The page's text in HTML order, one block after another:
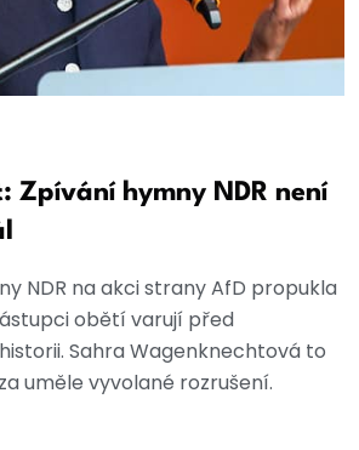
Zpívání hymny NDR není
NDR na akci strany AfD propukla
obětí varují před
Sahra Wagenknechtová to
uměle vyvolané rozrušení.